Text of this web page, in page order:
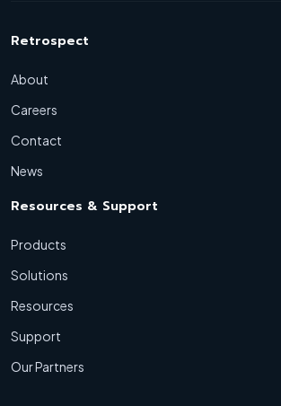
Retrospect
About
Careers
Contact
News
Resources & Support
Products
Solutions
Resources
Support
Our Partners